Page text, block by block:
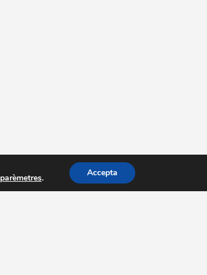
parèmetres. Accepta